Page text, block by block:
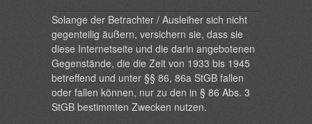
Solange der Betrachter / Ausleiher sich nicht
gegenteilig äußern, versichern sie, dass sie
diese Internetseite und die darin angebotenen
Gegenstände, die die Zeit von 1933 bis 1945
betreffend und unter §§ 86, 86a StGB fallen
oder fallen können, nur zu den in § 86 Abs. 3
StGB bestimmten Zwecken nutzen.